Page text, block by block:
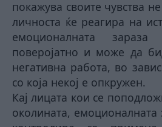
покажува своите чувства
личноста ќе реагира на
емоционалната
поверојатно и може да
негативна работа, во
со која некој е опкружен.
Кај лицата кои се
околината,